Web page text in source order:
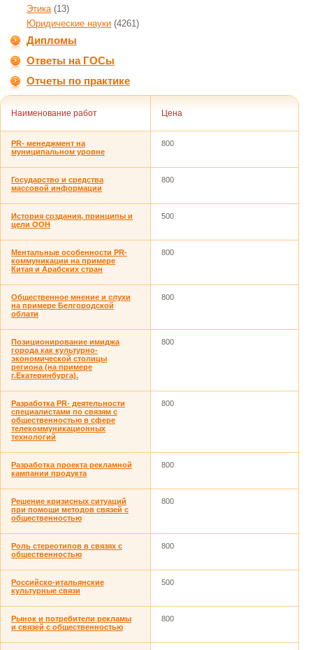
Этика(13)
Юридические науки (4261)
Дипломы
Ответы на ГОСы
Отчеты по практике
Наименование работ Цена
PR- менеджмент на
муниципальном уровне
800
Государство и средства
массовой информации
800
История создания, принципы и
цели ООН
500
Ментальные особенности PR-
коммуникации на примере
Китая и Арабских стран
800
Общественное мнение и слухи
на примере Белгородской
облати
800
Позиционирование имиджа
города как культурно-
экономической столицы
региона (на примере
г.Екатеринбурга).
800
Разработка PR- деятельности
специалистами по связям с
общественностью в сфере
телекоммуникационных
технологий
800
Разработка проекта рекламной
кампании продукта
800
Решение кризисных ситуаций
при помощи методов связей с
общественностью
800
Роль стереотипов в связях с
общественностью
800
Российско-итальянские
культурные связи
500
Рынок и потребители рекламы
и связей с общественностью
800